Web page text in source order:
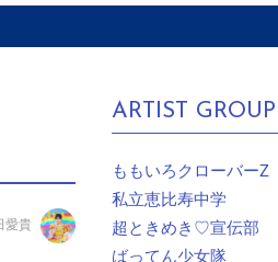
愛貴
ARTIST GROUP
ももいろクローバーZ
私立恵比寿中学
超ときめき♡宣伝部
ばってん少女隊